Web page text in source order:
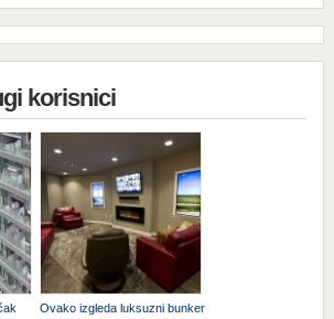
korisnici
Ovako izgleda luksuzni bunker